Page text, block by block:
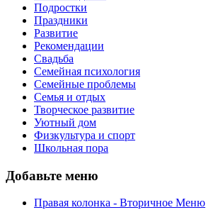
Подростки
Праздники
Развитие
Рекомендации
Свадьба
Семейная психология
Семейные проблемы
Семья и отдых
Творческое развитие
Уютный дом
Физкультура и спорт
Школьная пора
Добавьте меню
Правая колонка - Вторичное Меню